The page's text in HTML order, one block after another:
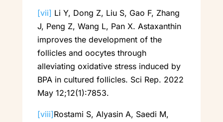
[vii] Li Y, Dong Z, Liu S, Gao F, Zhang
J, Peng Z, Wang L, Pan X. Astaxanthin
improves the development of the
follicles and oocytes through
alleviating oxidative stress induced by
BPA in cultured follicles. Sci Rep. 2022
May 12;12(1):7853.
[viii]Rostami S, Alyasin A, Saedi M,